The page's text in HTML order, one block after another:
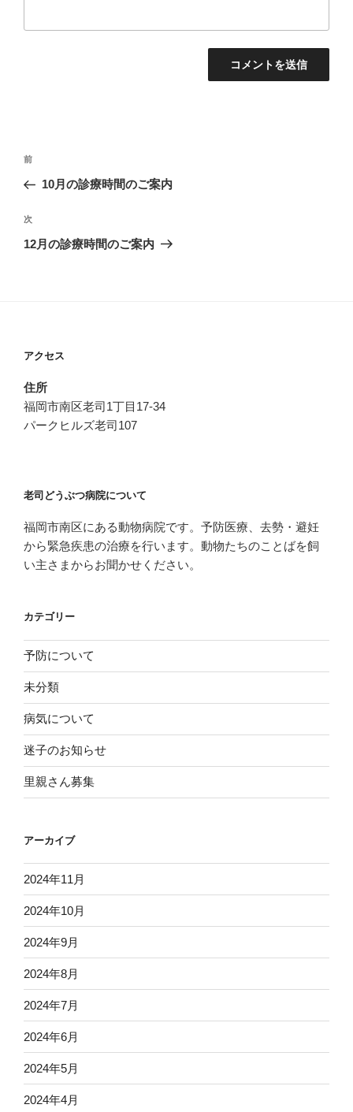
投
ビ
ゲ
過
去
投
稿
前
10月の診療時間のご案内
次
の
次
12月の診療時間のご案内
アクセス
住所
福岡市南区老司1丁目17-34
パークヒルズ老司107
老司どうぶつ病院について
福岡市南区にある動物病院です。予防医療、去勢・避妊
から緊急疾患の治療を行います。動物たちのことばを飼
い主さまからお聞かせください。
カテゴリー
予防について
未分類
病気について
迷子のお知らせ
里親さん募集
アーカイブ
2024年11月
2024年10月
2024年9月
2024年8月
2024年7月
2024年6月
2024年5月
2024年4月